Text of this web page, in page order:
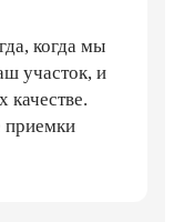
когда мы
участок, и
качестве.
приемки